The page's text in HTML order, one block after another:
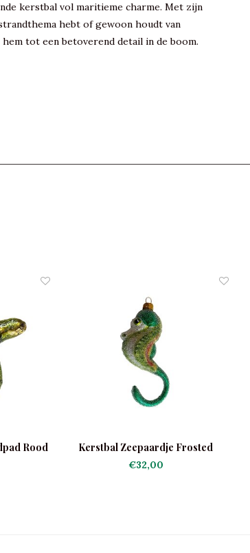
kerstbal vol maritieme charme. Met zijn
hebt of gewoon houdt van
tot een betoverend detail in de boom.
Rood Kerstbal Zeepaardje Frosted
€32,00